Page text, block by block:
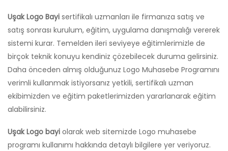
Uşak Logo Bayi sertifikalı uzmanları ile firmanıza satış ve
satış sonrası kurulum, eğitim, uygulama danışmalığı vererek
sistemi kurar. Temelden ileri seviyeye eğitimlerimizle de
birçok teknik konuyu kendiniz çözebilecek duruma gelirsiniz.
Daha önceden almış olduğunuz Logo Muhasebe Programını
verimli kullanmak istiyorsanız yetkili, sertifikalı uzman
ekibimizden ve eğitim paketlerimizden yararlanarak eğitim
alabilirsiniz.
Uşak Logo bayi olarak web sitemizde Logo muhasebe
programı kullanımı hakkında detaylı bilgilere yer veriyoruz.